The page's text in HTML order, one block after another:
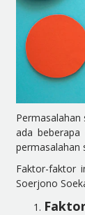
ada
permasalahan
Faktor-faktor
Soerjono